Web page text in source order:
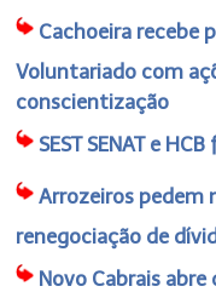
Cachoeira recebe
Voluntariado com
conscientização
SEST SENAT e
Arrozeiros pedem
renegociação de
Novo Cabrais